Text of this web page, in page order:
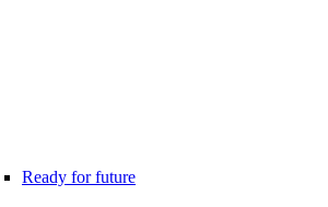
Ready for future